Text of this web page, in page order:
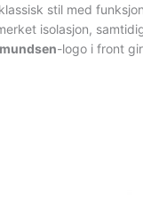
stil med
isolasjon,
-logo i front